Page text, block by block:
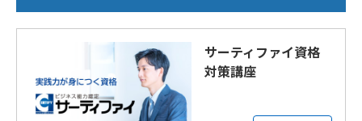
サーティファイ資格
対策講座